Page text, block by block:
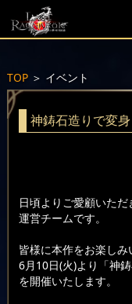
TOP＞ イベント
神鋳石造りで変
日頃よりご愛顧いただ
運営チームです。
皆様に本作をお楽しみ
6月10日(火)より「神
を開催いたします。